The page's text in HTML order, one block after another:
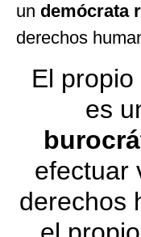
un demócrata
derechos
El
es
efectuar
derechos